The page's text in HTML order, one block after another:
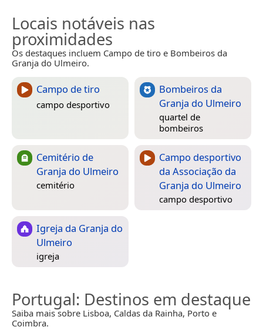
Locais notáveis nas
proximidades
Os destaques incluem Campo de tiro e Bombeiros da
Granja do Ulmeiro.
Campo de tiro
campo desportivo
Bombeiros da
Granja do Ulmeiro
quartel de
bombeiros
Cemitério de
Granja do Ulmeiro
cemitério
Campo desportivo
da Associação da
Granja do Ulmeiro
campo desportivo
Igreja da Granja do
Ulmeiro
igreja
Portugal: Destinos em destaque
Saiba mais sobre Lisboa, Caldas da Rainha, Porto e
Coimbra.